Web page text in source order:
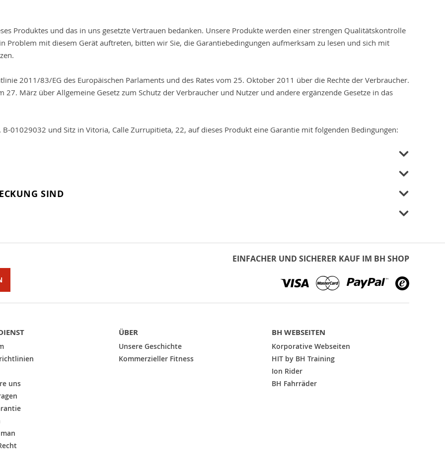
Produktes und das in uns gesetzte Vertrauen bedanken. Unsere Produkte werden einer strengen Qualitätskontrolle
Problem mit diesem Gerät auftreten, bitten wir Sie, die Garantiebedingungen aufmerksam zu lesen und sich mit
2011/83/EG des Europäischen Parlaments und des Rates vom 25. Oktober 2011 über die Rechte der Verbraucher.
März über Allgemeine Gesetz zum Schutz der Verbraucher und Nutzer und andere ergänzende Gesetze in das
B-01029032 und Sitz in Vitoria, Calle Zurrupitieta, 22, auf dieses Produkt eine Garantie mit folgenden Bedingungen:
SIND
EINFACHER UND SICHERER KAUF IM BH SHOP
uns
ÜBER
Unsere Geschichte
Kommerzieller Fitness
BH WEBSEITEN
Korporative Webseiten
HIT by BH Training
Ion Rider
BH Fahrräder